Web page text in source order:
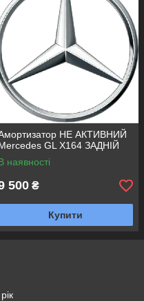
НЕ АКТИВНИЙ
GL X164 ЗАДНІЙ
наявності
500 ₴
Купити